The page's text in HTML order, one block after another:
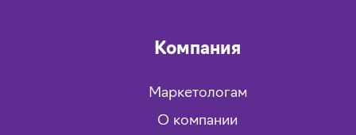
Компания
Маркетологам
О компании